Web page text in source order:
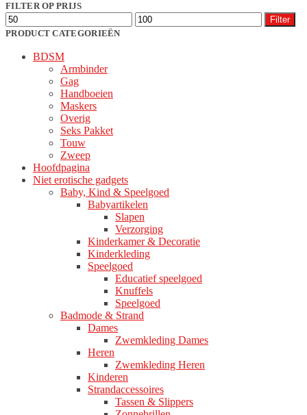
FILTER OP PRIJS
Min.
prijs
Max.
prijs
Filter
PRODUCT CATEGORIEËN
BDSM
Armbinder
Gag
Handboeien
Maskers
Overig
Seks Pakket
Touw
Zweep
Hoofdpagina
Niet erotische gadgets
Baby, Kind & Speelgoed
Babyartikelen
Slapen
Verzorging
Kinderkamer & Decoratie
Kinderkleding
Speelgoed
Educatief speelgoed
Knuffels
Speelgoed
Badmode & Strand
Dames
Zwemkleding Dames
Heren
Zwemkleding Heren
Kinderen
Strandaccessoires
Tassen & Slippers